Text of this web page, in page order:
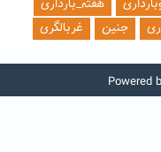
هفته_بارداری
جنین غربالگری
Powered